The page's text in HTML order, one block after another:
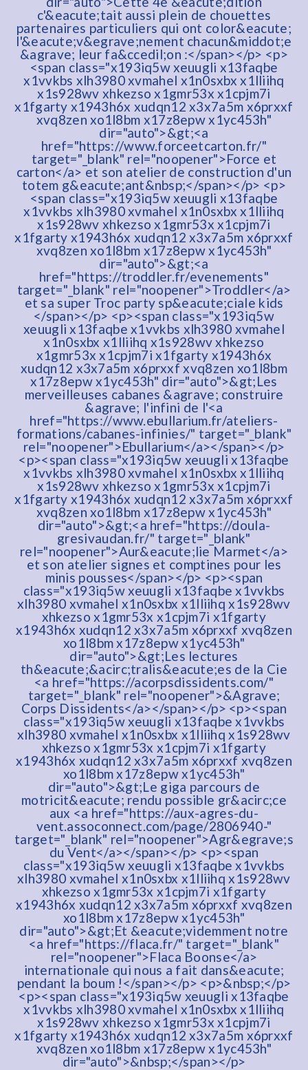
c'&eacute;tait aussi plein de chouettes
partenaires particuliers qui ont color&eacute;
l'&eacute;v&egrave;nement chacun&middot;e
&agrave; leur fa&ccedil;on :</span></p> <p>
<span class="x193iq5w xeuugli x13faqbe
x1vvkbs xlh3980 xvmahel x1n0sxbx x1lliihq
x1s928wv xhkezso x1gmr53x x1cpjm7i
x1fgarty x1943h6x xudqn12 x3x7a5m x6prxxf
xvq8zen xo1l8bm x17z8epw x1yc453h"
dir="auto">&gt;<a
href="https://www.forceetcarton.fr/"
target="_blank" rel="noopener">Force et
carton</a> et son atelier de construction d'un
totem g&eacute;ant&nbsp;</span></p> <p>
<span class="x193iq5w xeuugli x13faqbe
x1vvkbs xlh3980 xvmahel x1n0sxbx x1lliihq
x1s928wv xhkezso x1gmr53x x1cpjm7i
x1fgarty x1943h6x xudqn12 x3x7a5m x6prxxf
xvq8zen xo1l8bm x17z8epw x1yc453h"
dir="auto">&gt;<a
href="https://troddler.fr/evenements"
target="_blank" rel="noopener">Troddler</a>
et sa super Troc party sp&eacute;ciale kids
</span></p> <p><span class="x193iq5w
xeuugli x13faqbe x1vvkbs xlh3980 xvmahel
x1n0sxbx x1lliihq x1s928wv xhkezso
x1gmr53x x1cpjm7i x1fgarty x1943h6x
xudqn12 x3x7a5m x6prxxf xvq8zen xo1l8bm
x17z8epw x1yc453h" dir="auto">&gt;Les
merveilleuses cabanes &agrave; construire
&agrave; l'infini de l'<a
href="https://www.ebullarium.fr/ateliers-
formations/cabanes-infinies/" target="_blank"
rel="noopener">Ebullarium</a></span></p>
<p><span class="x193iq5w xeuugli x13faqbe
x1vvkbs xlh3980 xvmahel x1n0sxbx x1lliihq
x1s928wv xhkezso x1gmr53x x1cpjm7i
x1fgarty x1943h6x xudqn12 x3x7a5m x6prxxf
xvq8zen xo1l8bm x17z8epw x1yc453h"
dir="auto">&gt;<a href="https://doula-
gresivaudan.fr/" target="_blank"
rel="noopener">Aur&eacute;lie Marmet</a>
et son atelier signes et comptines pour les
minis pousses</span></p> <p><span
class="x193iq5w xeuugli x13faqbe x1vvkbs
xlh3980 xvmahel x1n0sxbx x1lliihq x1s928wv
xhkezso x1gmr53x x1cpjm7i x1fgarty
x1943h6x xudqn12 x3x7a5m x6prxxf xvq8zen
xo1l8bm x17z8epw x1yc453h"
dir="auto">&gt;Les lectures
th&eacute;&acirc;tralis&eacute;es de la Cie
<a href="https://acorpsdissidents.com/"
target="_blank" rel="noopener">&Agrave;
Corps Dissidents</a></span></p> <p><span
class="x193iq5w xeuugli x13faqbe x1vvkbs
xlh3980 xvmahel x1n0sxbx x1lliihq x1s928wv
xhkezso x1gmr53x x1cpjm7i x1fgarty
x1943h6x xudqn12 x3x7a5m x6prxxf xvq8zen
xo1l8bm x17z8epw x1yc453h"
dir="auto">&gt;Le giga parcours de
motricit&eacute; rendu possible gr&acirc;ce
aux <a href="https://aux-agres-du-
vent.assoconnect.com/page/2806940-"
target="_blank" rel="noopener">Agr&egrave;s
du Vent</a></span></p> <p><span
class="x193iq5w xeuugli x13faqbe x1vvkbs
xlh3980 xvmahel x1n0sxbx x1lliihq x1s928wv
xhkezso x1gmr53x x1cpjm7i x1fgarty
x1943h6x xudqn12 x3x7a5m x6prxxf xvq8zen
xo1l8bm x17z8epw x1yc453h"
dir="auto">&gt;Et &eacute;videmment notre
<a href="https://flaca.fr/" target="_blank"
rel="noopener">Flaca Boonse</a>
internationale qui nous a fait dans&eacute;
pendant la boum !</span></p> <p>&nbsp;</p>
<p><span class="x193iq5w xeuugli x13faqbe
x1vvkbs xlh3980 xvmahel x1n0sxbx x1lliihq
x1s928wv xhkezso x1gmr53x x1cpjm7i
x1fgarty x1943h6x xudqn12 x3x7a5m x6prxxf
xvq8zen xo1l8bm x17z8epw x1yc453h"
dir="auto">&nbsp;</span></p>